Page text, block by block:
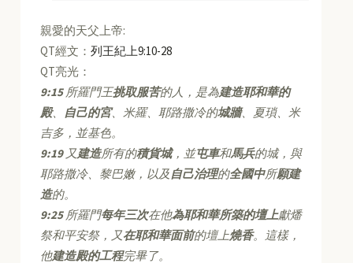
親愛的天父上帝:
QT經文：列王紀上9:10-28
QT亮光：
9:15所羅門王挑取服苦的人，是為建造耶和華的
殿、 自己的宮、米羅、耶路撒冷的城牆、夏瑣、米
吉多，並基色。
9:19又建造所有的積貨城，並屯車和馬兵的城，與
耶路撒冷、黎巴嫩，以及自己治理的全國中所願建
造的。
9:25所羅門每年三次在他為耶和華所築的壇上獻燔
祭和平安祭，又在耶和華面前的壇上燒香。這樣，
他建造殿的工程完畢了。